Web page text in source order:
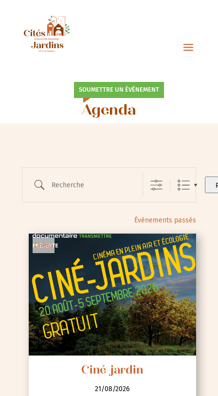
SOUMETTRE UN ÉVÉNEMENT
Agenda
Évènements passés
Cinéma
Ciné-jardin
21/08/2026